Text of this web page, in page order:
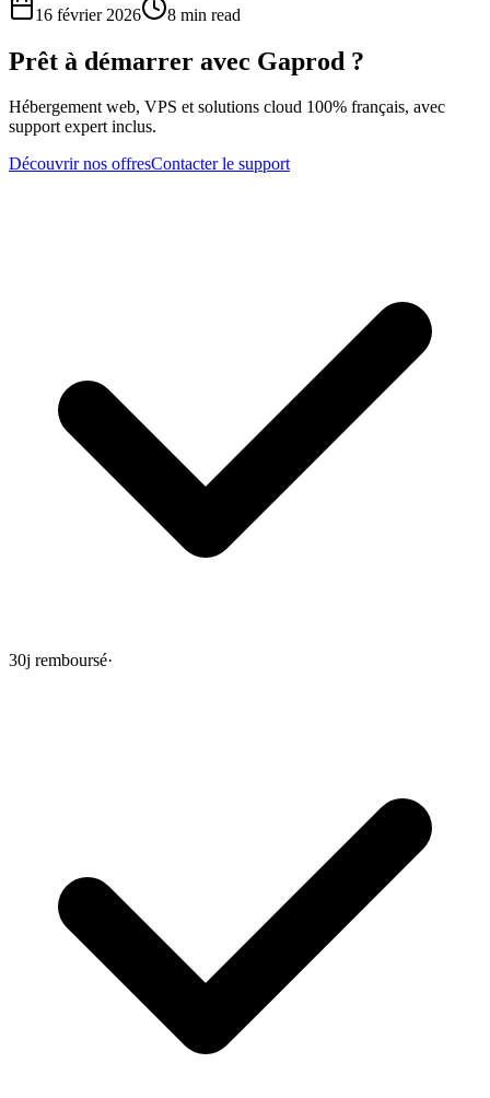
16 février 2026
8 min read
Prêt à démarrer avec Gaprod ?
Hébergement web, VPS et solutions cloud 100% français, avec
support expert inclus.
Découvrir nos offresContacter le support
30j remboursé·